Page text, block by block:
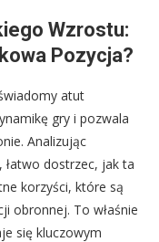
Wzrostu:
Pozycja?
atut
gry i pozwala
Analizując
łatwo dostrzec, jak ta
korzyści, które są
obronnej. To właśnie
się kluczowym